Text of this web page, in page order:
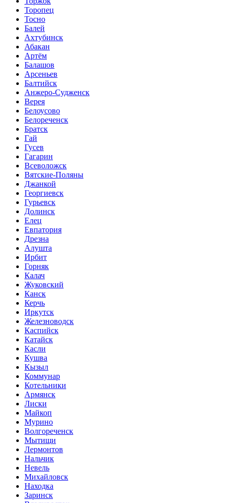
Торопец
Тосно
Балей
Ахтубинск
Абакан
Артём
Балашов
Арсеньев
Балтийск
Анжеро-Судженск
Верея
Белоусово
Белореченск
Братск
Гай
Гусев
Гагарин
Всеволожск
Вятские-Поляны
Джанкой
Георгиевск
Гурьевск
Долинск
Елец
Евпатория
Дрезна
Алушта
Ирбит
Горняк
Калач
Жуковский
Канск
Керчь
Иркутск
Железноводск
Каспийск
Катайск
Касли
Кушва
Кызыл
Коммунар
Котельники
Армянск
Лиски
Майкоп
Мурино
Волгореченск
Мытищи
Лермонтов
Нальчик
Невель
Михайловск
Находка
Заринск